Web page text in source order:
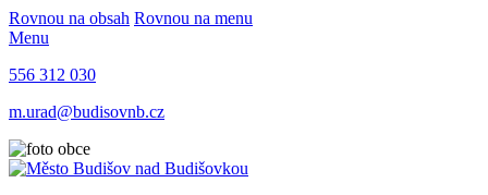
Rovnou na obsah Rovnou na menu
Menu
556 312 030
m.urad@budisovnb.cz